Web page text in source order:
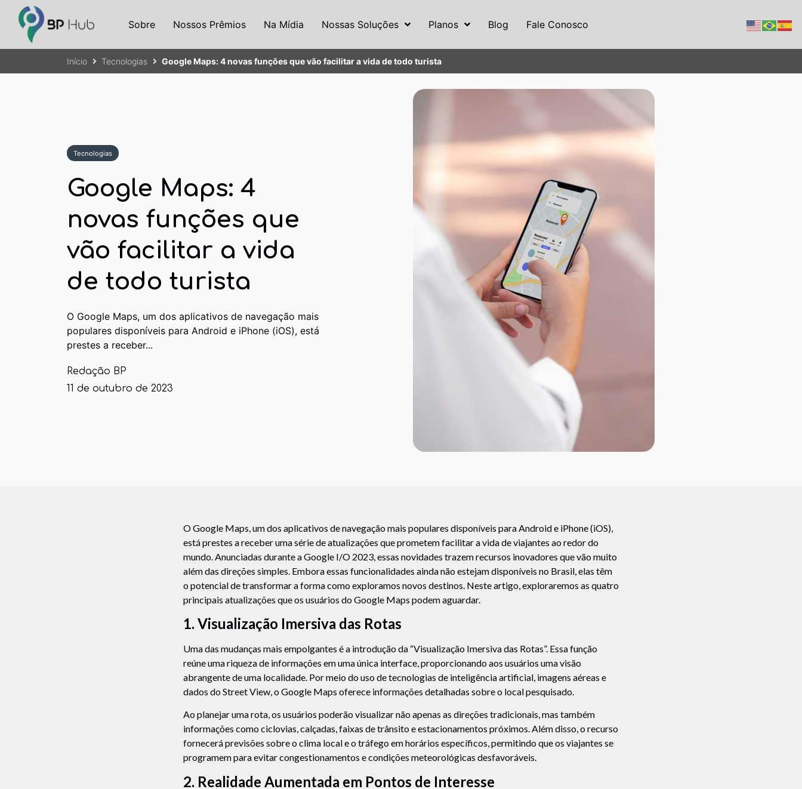
Sobre Nossos Prêmios Na Mídia Nossas Soluções Planos Blog Fale Conosco
Início Tecnologias Google Maps: 4 novas funções que vão facilitar a vida de todo turista
Tecnologias
Google Maps: 4
novas funções que
vão facilitar a vida
de todo turista
O Google Maps, um dos aplicativos de navegação mais
populares disponíveis para Android e iPhone (iOS), está
prestes a receber...
Redação BP
11 de outubro de 2023
O Google Maps, um dos aplicativos de navegação mais populares disponíveis para Android e iPhone (iOS),
está prestes a receber uma série de atualizações que prometem facilitar a vida de viajantes ao redor do
mundo. Anunciadas durante a Google I/O 2023, essas novidades trazem recursos inovadores que vão muito
além das direções simples. Embora essas funcionalidades ainda não estejam disponíveis no Brasil, elas têm
o potencial de transformar a forma como exploramos novos destinos. Neste artigo, exploraremos as quatro
principais atualizações que os usuários do Google Maps podem aguardar.
1. Visualização Imersiva das Rotas
Uma das mudanças mais empolgantes é a introdução da “Visualização Imersiva das Rotas”. Essa função
reúne uma riqueza de informações em uma única interface, proporcionando aos usuários uma visão
abrangente de uma localidade. Por meio do uso de tecnologias de inteligência artificial, imagens aéreas e
dados do Street View, o Google Maps oferece informações detalhadas sobre o local pesquisado.
Ao planejar uma rota, os usuários poderão visualizar não apenas as direções tradicionais, mas também
informações como ciclovias, calçadas, faixas de trânsito e estacionamentos próximos. Além disso, o recurso
fornecerá previsões sobre o clima local e o tráfego em horários específicos, permitindo que os viajantes se
programem para evitar congestionamentos e condições meteorológicas desfavoráveis.
2. Realidade Aumentada em Pontos de Interesse